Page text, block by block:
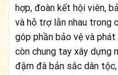
hợp, đoàn kết hội viên,
và hỗ trợ lẫn nhau trong
góp phần bảo vệ và
còn chung tay xây dựng
đậm đà bản sắc dân